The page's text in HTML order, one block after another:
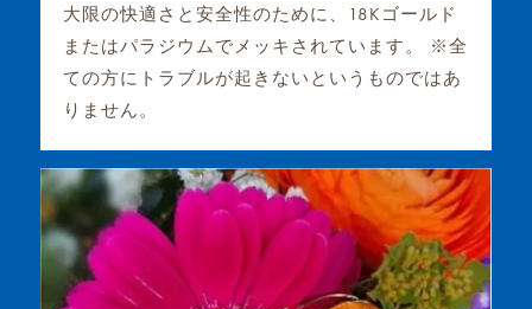
大限の快適さと安全性のために、18Kゴールド
またはパラジウムでメッキされています。 ※全
ての方にトラブルが起きないというものではあ
りません。